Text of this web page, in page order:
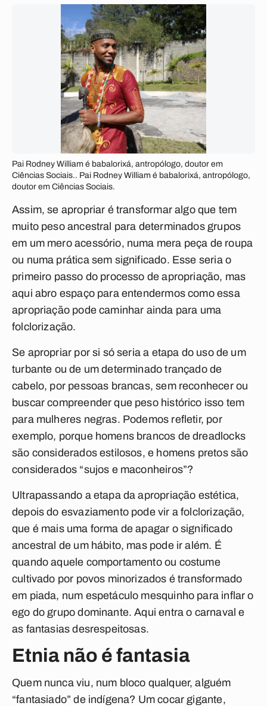
Pai Rodney William é babalorixá, antropólogo, doutor em
Ciências Sociais.. Pai Rodney William é babalorixá, antropólogo,
doutor em Ciências Sociais.
Assim, se apropriar é transformar algo que tem
muito peso ancestral para determinados grupos
em um mero acessório, numa mera peça de roupa
ou numa prática sem significado. Esse seria o
primeiro passo do processo de apropriação, mas
aqui abro espaço para entendermos como essa
apropriação pode caminhar ainda para uma
folclorização.
Se apropriar por si só seria a etapa do uso de um
turbante ou de um determinado trançado de
cabelo, por pessoas brancas, sem reconhecer ou
buscar compreender que peso histórico isso tem
para mulheres negras. Podemos refletir, por
exemplo, porque homens brancos de dreadlocks
são considerados estilosos, e homens pretos são
considerados “sujos e maconheiros”?
Ultrapassando a etapa da apropriação estética,
depois do esvaziamento pode vir a folclorização,
que é mais uma forma de apagar o significado
ancestral de um hábito, mas pode ir além. É
quando aquele comportamento ou costume
cultivado por povos minorizados é transformado
em piada, num espetáculo mesquinho para inflar o
ego do grupo dominante. Aqui entra o carnaval e
as fantasias desrespeitosas.
Etnia não é fantasia
Quem nunca viu, num bloco qualquer, alguém
“fantasiado” de indígena? Um cocar gigante,